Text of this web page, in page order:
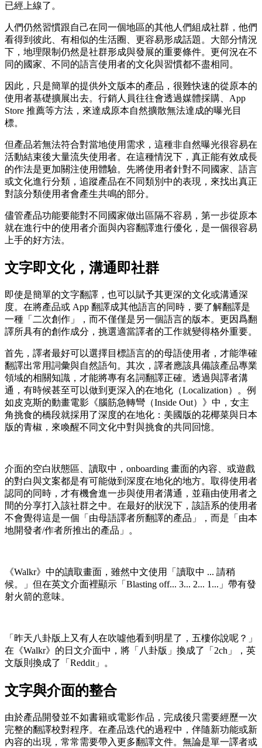
已經上線了。
人們仍然習慣跟自己在同一個地區的其他人們組成社群，他們
看得到彼此、有相似的生活圈、更容易形成話題。大部分情況
下，地理限制仍然是社群形成與發展的重要條件。更何況在不
同的國家、不同的語言使用者的文化與習慣都不盡相同。
因此，只是簡單的提供外文版本的產品，很難快速的從原本的
使用者基礎擴展出去。行銷人員往往會透過媒體採購、App
Store 推薦等方法，來達成原本自然擴散無法達成的曝光目
標。
但產品若無法符合對當地使用需求，這種非自然曝光很容易在
活動結束後大量流失使用者。在這種情況下，真正能有效成長
的作法是更加關注使用體驗。先將使用者針對不同國家、語言
或文化進行分類，追蹤產品在不同類別中的表現，來找出真正
對該分類使用者會產生共鳴的部分。
儘管產品功能要能對不同國家做出區隔不容易，第一步從原本
就在進行中的使用者介面與內容翻譯進行優化，是一個很容易
上手的好方法。
文字即文化，溝通即社群
即使是簡單的文字翻譯，也可以賦予其更深的文化或溝通深
度。在將產品或 App 翻譯成其他語言的同時，要了解翻譯是
一種「二次創作」，而不僅僅是另一個語言的版本。更因爲翻
譯所具有的創作成分，挑選適當譯者的工作就變得格外重要。
首先，譯者最好可以選擇目標語言的的母語使用者，才能準確
翻譯出常用詞彙與自然語句。其次，譯者應該具備該產品專業
領域的相關知識，才能將專有名詞翻譯正確。透過與譯者溝
通，有時候甚至可以做到更深入的在地化（Localization）。例
如皮克斯的動畫電影《腦筋急轉彎（Inside Out）》中，女主
角挑食的橋段就採用了深度的在地化：美國版的花椰菜與日本
版的青椒，來喚醒不同文化中對與挑食的共同回憶。
介面的空白狀態區、讀取中，onboarding 畫面的內容、或遊戲
的對白與文案都是有可能做到深度在地化的地方。取得使用者
認同的同時，才有機會進一步與使用者溝通，並藉由使用者之
間的分享打入該社群之中。在最好的狀況下，該語系的使用者
不會覺得這是一個「由母語譯者所翻譯的產品」，而是「由本
地開發者/作者所推出的產品」。
《Walkr》中的讀取畫面，雖然中文使用「讀取中 ... 請稍
候。」但在英文介面裡顯示「Blasting off... 3... 2... 1...」帶有發
射火箭的意味。
「昨天八卦版上又有人在吹噓他看到明星了，五樓你說呢？」
在《Walkr》的日文介面中，將「八卦版」換成了「2ch」，英
文版則換成了「Reddit」。
文字與介面的整合
由於產品開發並不如書籍或電影作品，完成後只需要經歷一次
完整的翻譯校對程序。在產品迭代的過程中，伴隨新功能或新
內容的出現，常常需要帶入更多翻譯文件。無論是單一譯者或